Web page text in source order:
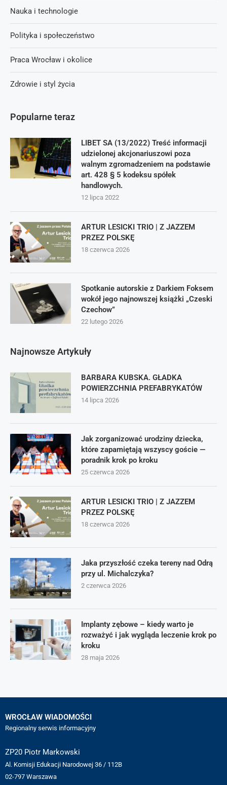
Popularne teraz
LIBET SA (13/2022) Treść informacji
udzielonej akcjonariuszowi poza
walnym zgromadzeniem na podstawie
art. 428 § 5 kodeksu spółek
handlowych.
12 lipca 2022
ARTUR LESICKI TRIO | Z JAZZEM
PRZEZ POLSKĘ
18 czerwca 2026
Spotkanie autorskie z Darkiem Foksem
wokół jego najnowszej książki „Czeski
Czechow”
22 lutego 2026
Najnowsze Artykuły
BARBARA KUBSKA. GŁADKA
POWIERZCHNIA PREFABRYKATÓW
14 lipca 2026
Jak zorganizować urodziny dziecka,
które zapamiętają wszyscy goście —
poradnik krok po kroku
25 czerwca 2026
ARTUR LESICKI TRIO | Z JAZZEM
PRZEZ POLSKĘ
18 czerwca 2026
Jaka przyszłość czeka tereny nad Odrą
przy ul. Michalczyka?
2 czerwca 2026
Implanty zębowe – kiedy warto je
rozważyć i jak wygląda leczenie krok po
kroku
28 maja 2026
Nauka i technologie
Polityka i społeczeństwo
Praca Wrocław i okolice
Zdrowie i styl życia
WROCŁAW WIADOMOŚCI
Regionalny serwis informacyjny
ZP20 Piotr Markowski
Al. Komisji Edukacji Narodowej 36 / 112B
02-797 Warszawa